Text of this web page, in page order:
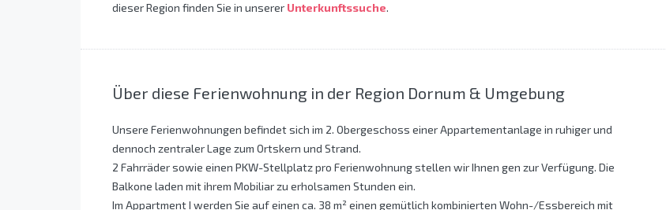
dieser Region finden Sie in unserer Unterkunftssuche.
Über diese Ferienwohnung in der Region Dornum & Umgebung
Unsere Ferienwohnungen befindet sich im 2. Obergeschoss einer Appartementanlage in ruhiger und
dennoch zentraler Lage zum Ortskern und Strand.
2 Fahrräder sowie einen PKW-Stellplatz pro Ferienwohnung stellen wir Ihnen gen zur Verfügung. Die
Balkone laden mit ihrem Mobiliar zu erholsamen Stunden ein.
Im Appartment I werden Sie auf einen ca. 38 m² einen gemütlich kombinierten Wohn-/Essbereich mit